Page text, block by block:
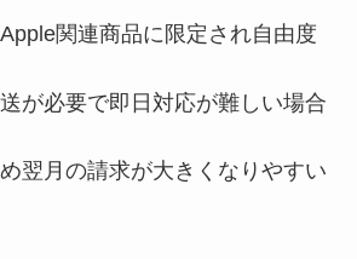
関連商品に限定され自由度
が必要で即日対応が難しい場合
翌月の請求が大きくなりやすい